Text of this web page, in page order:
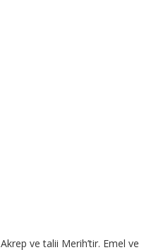
ve talii Merih’tir. Emel ve